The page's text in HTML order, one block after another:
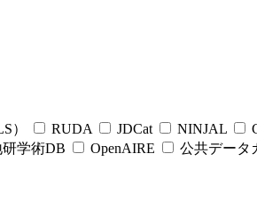
） RUDA JDCat NINJAL
学術DB OpenAIRE 公共データ